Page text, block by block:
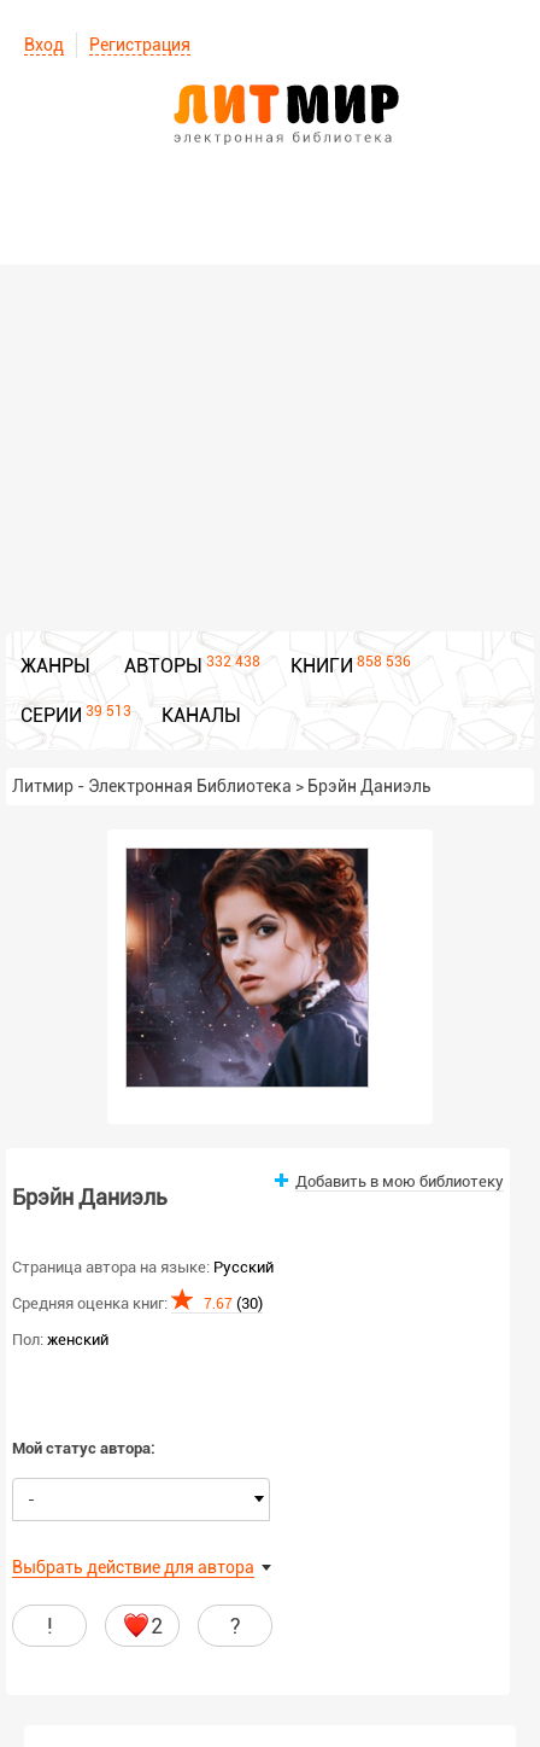
Вход Регистрация
ЖАНРЫ АВТОРЫ 332 438 КНИГИ 858 536
СЕРИИ 39 513 КАНАЛЫ
Литмир - Электронная Библиотека > Брэйн Даниэль
Брэйн Даниэль
Добавить в мою библиотеку
Страница автора на языке: Русский
Средняя оценка книг:
7.67 (30)
Пол: женский
Мой статус автора:
-
Выбрать действие для автора
! 2 ?